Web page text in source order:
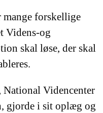
mange forskellige
Videns-og
skal løse, der skal
Videncenter
gjorde i sit oplæg og